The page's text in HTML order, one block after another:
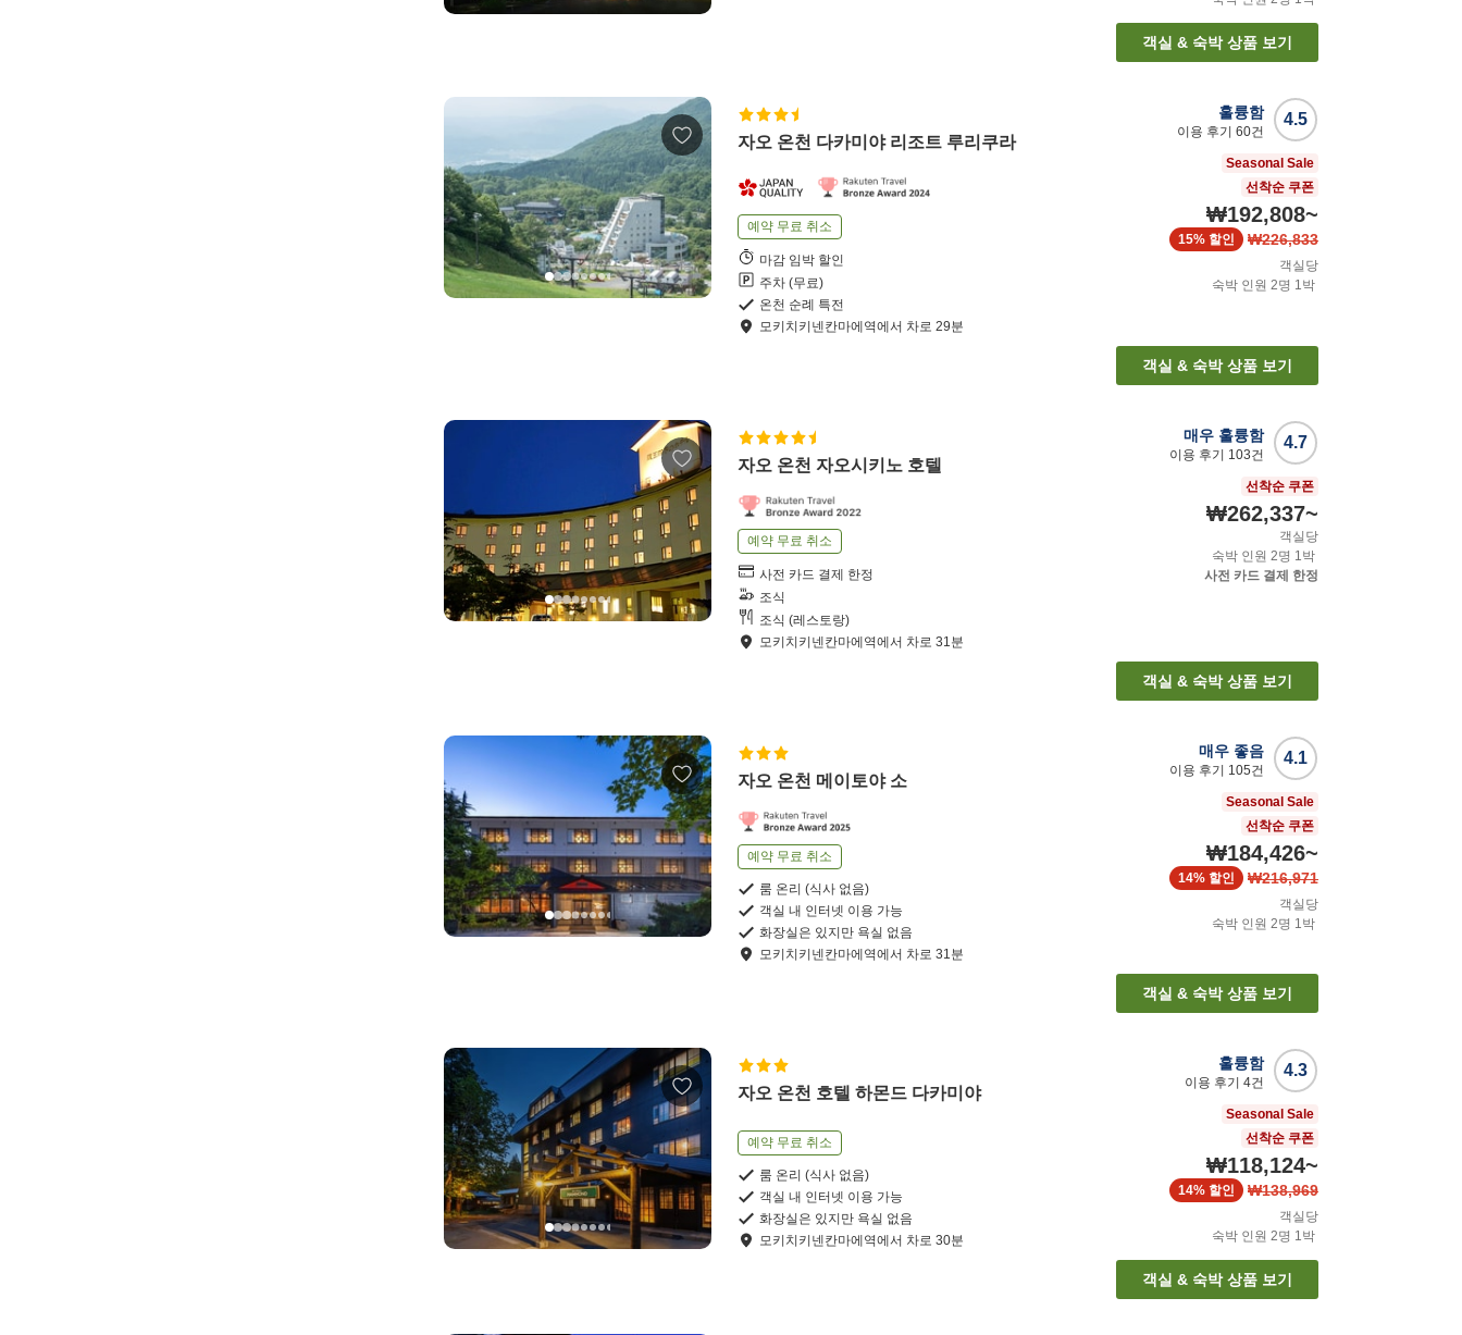
객실 & 숙박 상품 보기
자오 온천 다카미야 리조트 루리쿠라
예약 무료 취소
마감 임박 할인
주차 (무료)
온천 순례 특전
모키치키넨칸마에역에서 차로 29분
4.5
훌륭함
이용 후기 60건
Seasonal Sale
선착순 쿠폰
₩192,808~
₩226,833
15% 할인
객실당
숙박 인원 2명 1박
객실 & 숙박 상품 보기
자오 온천 자오시키노 호텔
예약 무료 취소
사전 카드 결제 한정
조식
조식 (레스토랑)
모키치키넨칸마에역에서 차로 31분
4.7
매우 훌륭함
이용 후기 103건
선착순 쿠폰
₩262,337~
객실당
숙박 인원 2명 1박
사전 카드 결제 한정
객실 & 숙박 상품 보기
자오 온천 메이토야 소
예약 무료 취소
룸 온리 (식사 없음)
객실 내 인터넷 이용 가능
화장실은 있지만 욕실 없음
모키치키넨칸마에역에서 차로 31분
4.1
매우 좋음
이용 후기 105건
Seasonal Sale
선착순 쿠폰
₩184,426~
₩216,971
14% 할인
객실당
숙박 인원 2명 1박
객실 & 숙박 상품 보기
자오 온천 호텔 하몬드 다카미야
예약 무료 취소
룸 온리 (식사 없음)
객실 내 인터넷 이용 가능
화장실은 있지만 욕실 없음
모키치키넨칸마에역에서 차로 30분
4.3
훌륭함
이용 후기 4건
Seasonal Sale
선착순 쿠폰
₩118,124~
₩138,969
14% 할인
객실당
숙박 인원 2명 1박
객실 & 숙박 상품 보기